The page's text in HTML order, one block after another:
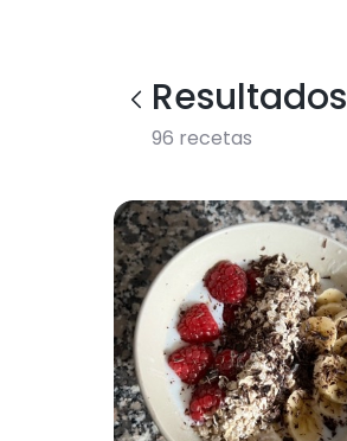
Resultados
96 recetas